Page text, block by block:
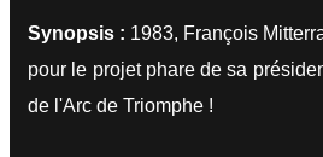
Synopsis : 1983, François
pour le projet phare de sa
de l'Arc de Triomphe !